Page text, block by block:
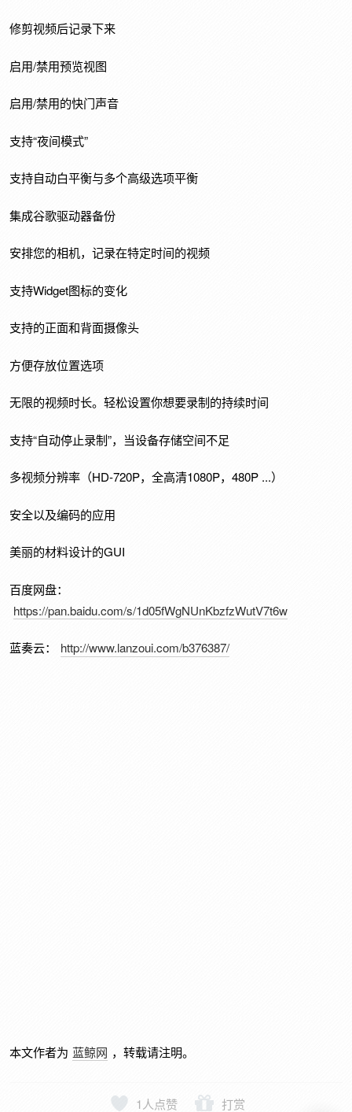
修剪视频后记录下来
启用/禁用预览视图
启用/禁用的快门声音
支持“夜间模式”
支持自动白平衡与多个高级选项平衡
集成谷歌驱动器备份
安排您的相机，记录在特定时间的视频
支持Widget图标的变化
支持的正面和背面摄像头
方便存放位置选项
无限的视频时长。轻松设置你想要录制的持续时间
支持“自动停止录制”，当设备存储空间不足
多视频分辨率（HD-720P，全高清1080P，480P ...）
安全以及编码的应用
美丽的材料设计的GUI
百度网盘：
https://pan.baidu.com/s/1d05fWgNUnKbzfzWutV7t6w
蓝奏云： http://www.lanzoui.com/b376387/
本文作者为 蓝鲸网 ，转载请注明。
1 人点赞 打赏